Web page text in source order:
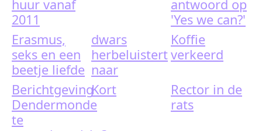
huur vanaf
2011
antwoord op
'Yes we can?'
Erasmus,
seks en een
beetje liefde
dwars
herbeluistert
naar
Koffie
verkeerd
Berichtgeving
Dendermonde
te
Kort
Rector in de
rats